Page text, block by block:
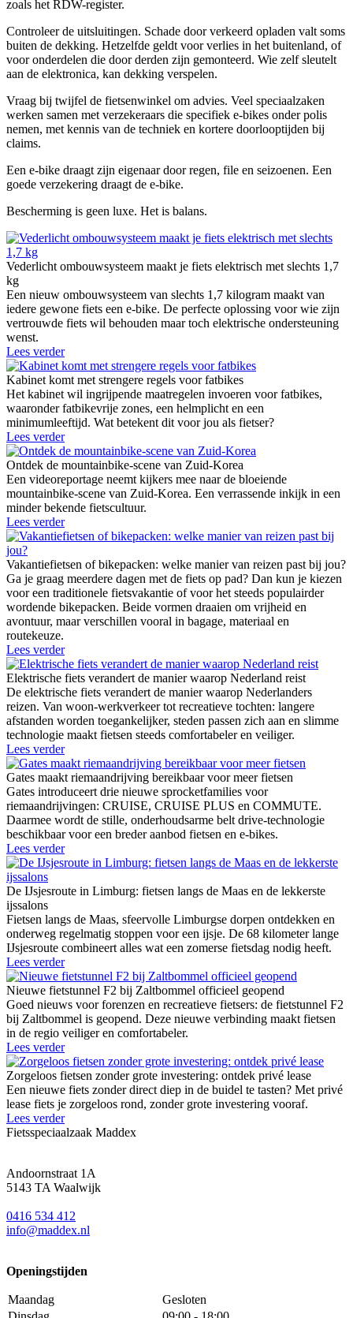
zoals het RDW-register.
Controleer de uitsluitingen. Schade door verkeerd opladen valt soms
buiten de dekking. Hetzelfde geldt voor verlies in het buitenland, of
voor onderdelen die door derden zijn gemonteerd. Wie zelf sleutelt
aan de elektronica, kan dekking verspelen.
Vraag bij twijfel de fietsenwinkel om advies. Veel speciaalzaken
werken samen met verzekeraars die specifiek e-bikes onder polis
nemen, met kennis van de techniek en kortere doorlooptijden bij
claims.
Een e-bike draagt zijn eigenaar door regen, file en seizoenen. Een
goede verzekering draagt de e-bike.
Bescherming is geen luxe. Het is balans.
Vederlicht ombouwsysteem maakt je fiets elektrisch met slechts 1,7
kg
Een nieuw ombouwsysteem van slechts 1,7 kilogram maakt van
iedere gewone fiets een e-bike. De perfecte oplossing voor wie zijn
vertrouwde fiets wil behouden maar toch elektrische ondersteuning
wenst.
Lees verder
Kabinet komt met strengere regels voor fatbikes
Het kabinet wil ingrijpende maatregelen invoeren voor fatbikes,
waaronder fatbikevrije zones, een helmplicht en een
minimumleeftijd. Wat betekent dit voor jou als fietser?
Lees verder
Ontdek de mountainbike-scene van Zuid-Korea
Een videoreportage neemt kijkers mee naar de bloeiende
mountainbike-scene van Zuid-Korea. Een verrassende inkijk in een
minder bekende fietscultuur.
Lees verder
Vakantiefietsen of bikepacken: welke manier van reizen past bij jou?
Ga je graag meerdere dagen met de fiets op pad? Dan kun je kiezen
voor een traditionele fietsvakantie of voor het steeds populairder
wordende bikepacken. Beide vormen draaien om vrijheid en
avontuur, maar verschillen vooral in bagage, materiaal en
routekeuze.
Lees verder
Elektrische fiets verandert de manier waarop Nederland reist
De elektrische fiets verandert de manier waarop Nederlanders
reizen. Van woon-werkverkeer tot recreatieve tochten: langere
afstanden worden toegankelijker, steden passen zich aan en slimme
technologie maakt fietsen steeds comfortabeler en veiliger.
Lees verder
Gates maakt riemaandrijving bereikbaar voor meer fietsen
Gates introduceert drie nieuwe sprocketfamilies voor
riemaandrijvingen: CRUISE, CRUISE PLUS en COMMUTE.
Daarmee wordt de stille, onderhoudsarme belt drive-technologie
beschikbaar voor een breder aanbod fietsen en e-bikes.
Lees verder
De IJsjesroute in Limburg: fietsen langs de Maas en de lekkerste
ijssalons
Fietsen langs de Maas, sfeervolle Limburgse dorpen ontdekken en
onderweg regelmatig stoppen voor een ijsje. De 68 kilometer lange
IJsjesroute combineert alles wat een zomerse fietsdag nodig heeft.
Lees verder
Nieuwe fietstunnel F2 bij Zaltbommel officieel geopend
Goed nieuws voor forenzen en recreatieve fietsers: de fietstunnel F2
bij Zaltbommel is geopend. Deze nieuwe verbinding maakt fietsen
in de regio veiliger en comfortabeler.
Lees verder
Zorgeloos fietsen zonder grote investering: ontdek privé lease
Een nieuwe fiets zonder direct diep in de buidel te tasten? Met privé
lease fiets je zorgeloos rond, zonder grote investering vooraf.
Lees verder
Fietsspeciaalzaak Maddex
Andoornstraat 1A
5143 TA Waalwijk
0416 534 412
info@maddex.nl
Openingstijden
Maandag
Gesloten